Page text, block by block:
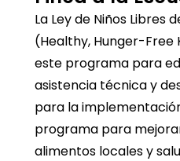
La Ley de Niños Libres
(Healthy, Hunger-Free
este programa para
asistencia técnica y
para la
programa para
alimentos locales y